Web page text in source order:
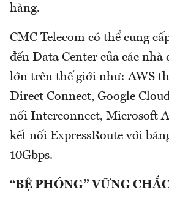
hàng.
CMC Telecom có thể cung
đến Data Center của các nhà
lớn trên thế giới như: AWS
Direct Connect, Google
nối Interconnect, Microsoft
kết nối ExpressRoute với
10Gbps.
“BỆ PHÓNG” VỮNG